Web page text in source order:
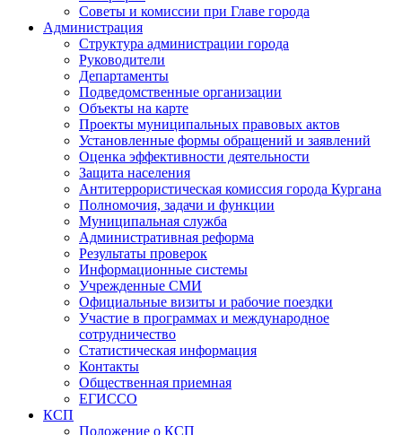
Советы и комиссии при Главе города
Администрация
Структура администрации города
Руководители
Департаменты
Подведомственные организации
Объекты на карте
Проекты муниципальных правовых актов
Установленные формы обращений и заявлений
Оценка эффективности деятельности
Защита населения
Антитеррористическая комиссия города Кургана
Полномочия, задачи и функции
Муниципальная служба
Административная реформа
Результаты проверок
Информационные системы
Учрежденные СМИ
Официальные визиты и рабочие поездки
Участие в программах и международное
сотрудничество
Статистическая информация
Контакты
Общественная приемная
ЕГИССО
КСП
Положение о КСП